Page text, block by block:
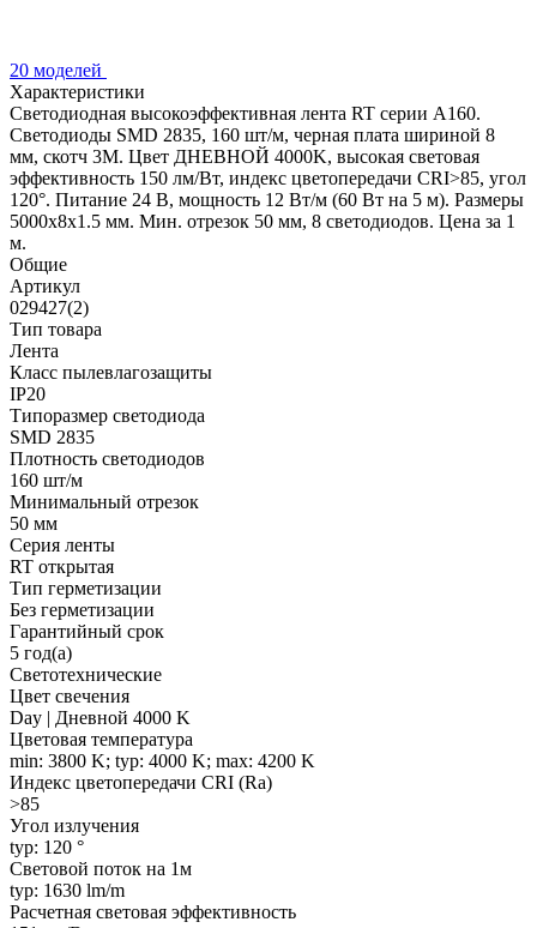
20 моделей
Характеристики
Светодиодная высокоэффективная лента RT серии A160.
Светодиоды SMD 2835, 160 шт/м, черная плата шириной 8
мм, скотч 3M. Цвет ДНЕВНОЙ 4000K, высокая световая
эффективность 150 лм/Вт, индекс цветопередачи CRI>85, угол
120°. Питание 24 В, мощность 12 Вт/м (60 Вт на 5 м). Размеры
5000x8x1.5 мм. Мин. отрезок 50 мм, 8 светодиодов. Цена за 1
м.
Общие
Артикул
029427(2)
Тип товара
Лента
Класс пылевлагозащиты
IP20
Типоразмер светодиода
SMD 2835
Плотность светодиодов
160 шт/м
Минимальный отрезок
50 мм
Серия ленты
RT открытая
Тип герметизации
Без герметизации
Гарантийный срок
5 год(а)
Светотехнические
Цвет свечения
Day | Дневной 4000 K
Цветовая температура
min: 3800 K; typ: 4000 K; max: 4200 K
Индекс цветопередачи CRI (Ra)
>85
Угол излучения
typ: 120 °
Световой поток на 1м
typ: 1630 lm/m
Расчетная световая эффективность